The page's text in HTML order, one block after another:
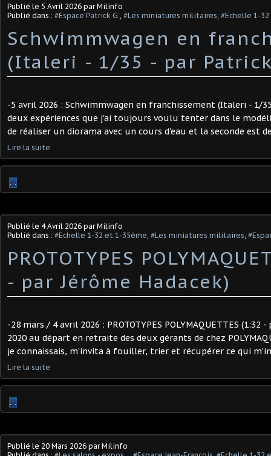
Publié le 5 Avril 2026 par Milinfo
Publié dans : #Espace Patrick G., #Les miniatures militaires, #Echelle 1-
Schwimmwagen en
(Italeri - 1/35 - par
-5 avril 2026 : Schwimmwagen en franchissement (Italeri - 1/
deux expériences que j'ai toujours voulu tenter dans le
de réaliser un diorama avec un cours d'eau et la seconde est
Lire la suite
…
Publié le 4 Avril 2026 par Milinfo
Publié dans : #Echelle 1-32 et 1-35ème, #Les miniatures militaires,
PROTOTYPES
- par Jérôme Hadacek) ​
-28 mars / 4 avril 2026 : PROTOTYPES POLYMAQUETTES (1:32
2020 au départ en retraite des deux gérants de chez
je connaissais, m’invita à fouiller, trier et récupérer ce qui
Lire la suite
…
Publié le 20 Mars 2026 par Milinfo